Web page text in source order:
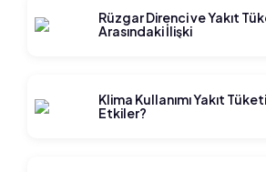
Rüzgar Direnci ve Yakıt
Arasındaki İlişki
Klima Kullanımı Yakıt
Etkiler?